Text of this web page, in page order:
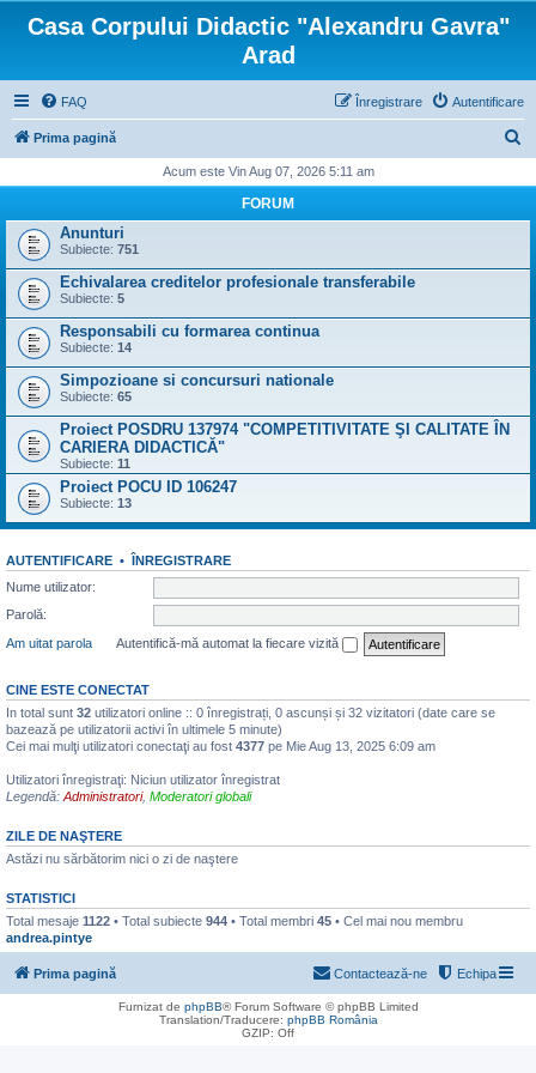
Casa Corpului Didactic "Alexandru Gavra"
Arad
FAQ Autentificare
Înregistrare
Prima pagină
t
Acum este Vin Aug 07, 2026 5:11 am
FORUM
Anunturi
Subiecte: 751
Echivalarea creditelor profesionale transferabile
Subiecte: 5
Responsabili cu formarea continua
Subiecte: 14
Simpozioane si concursuri nationale
Subiecte: 65
Proiect POSDRU 137974 "COMPETITIVITATE ŞI CALITATE ÎN
CARIERA DIDACTICĂ"
Subiecte: 11
Proiect POCU ID 106247
Subiecte: 13
AUTENTIFICARE • ÎNREGISTRARE
Nume utilizator:
Parolă:
Am uitat parola
Autentifică-mă automat la fiecare vizită
CINE ESTE CONECTAT
In total sunt 32 utilizatori online :: 0 înregistrați, 0 ascunși și 32 vizitatori (date care se
bazează pe utilizatorii activi în ultimele 5 minute)
Cei mai mulţi utilizatori conectaţi au fost 4377 pe Mie Aug 13, 2025 6:09 am
Utilizatori înregistraţi: Niciun utilizator înregistrat
Legendă: Administratori, Moderatori globali
ZILE DE NAŞTERE
Astăzi nu sărbătorim nici o zi de naştere
STATISTICI
Total mesaje 1122 • Total subiecte 944 • Total membri 45 • Cel mai nou membru
andrea.pintye
Prima pagină Echipa
Contactează-ne
Furnizat de phpBB® Forum Software © phpBB Limited
Translation/Traducere: phpBB România
GZIP: Off